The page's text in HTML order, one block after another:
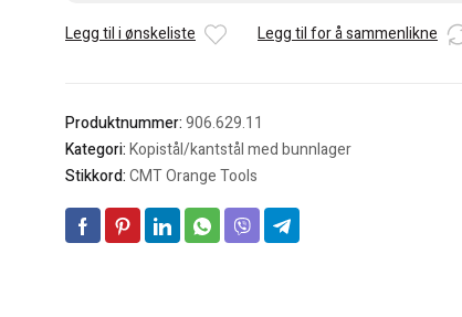
kulelager
Legg til i ønskeliste Legg til for å sammenlikne
Produktnummer:906.629.11
Kategori:Kopistål/kantstål med bunnlager
Stikkord:CMT Orange Tools